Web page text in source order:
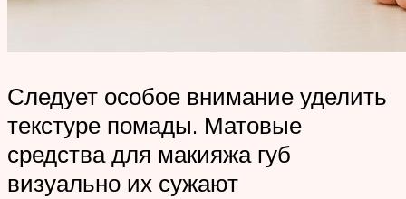
Следует особое внимание уделить
текстуре помады. Матовые
средства для макияжа губ
визуально их сужают